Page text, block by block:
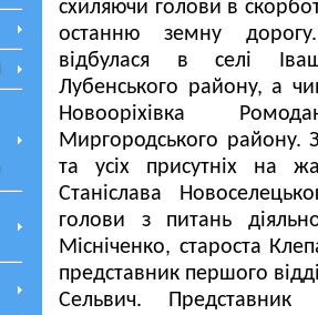
схиляючи голови в
останню земну
відбулася в селі
Лубенського району, а
Новооріхівка
Миргородського
та усіх присутніх на
Станіслава
голови з питань
Місніченко, староста
представник першого
Сельвич. Представник